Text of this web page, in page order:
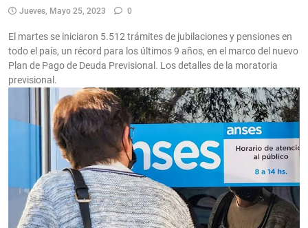
Jueves, Mayo 25, 2023 0
El martes se iniciaron 5.512 trámites de jubilaciones y pensiones en
todo el país, un récord para los últimos 9 años, en el marco del nuevo
Plan de Pago de Deuda Previsional. Los detalles de la moratoria
previsional.